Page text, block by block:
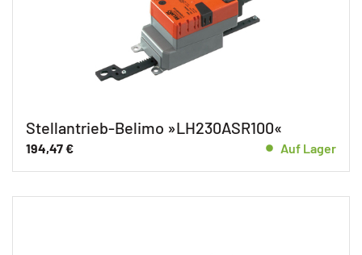
Stellantrieb-Belimo »LH230ASR100«
194,47€ Auf Lager